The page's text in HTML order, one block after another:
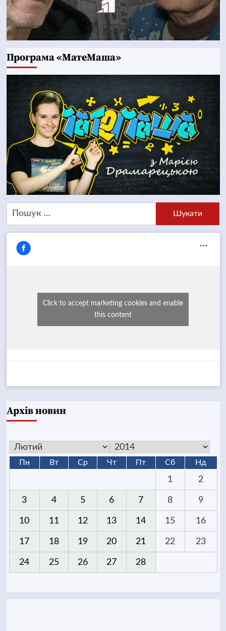
Програма «МатеМаша»
Пошук:
Click to accept marketing cookies and enable
this content
Архів новин
Пн Вт Ср Чт Пт Сб Нд
1 2
3 4 5 6 7 8 9
10 11 12 13 14 15 16
17 18 19 20 21 22 23
24 25 26 27 28